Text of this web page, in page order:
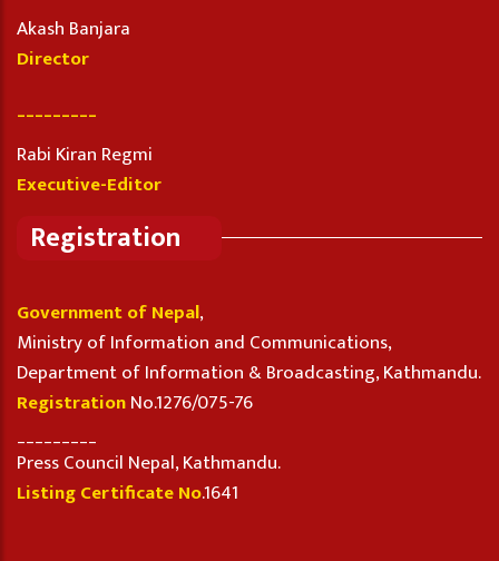
Akash Banjara
Director
Rabi Kiran Regmi
Executive-Editor
Registration
Government of Nepal,
Ministry of Information and Communications,
Department of Information & Broadcasting, Kathmandu.
RegistrationNo.1276/075-76
Press Council Nepal, Kathmandu.
Listing Certificate No.1641